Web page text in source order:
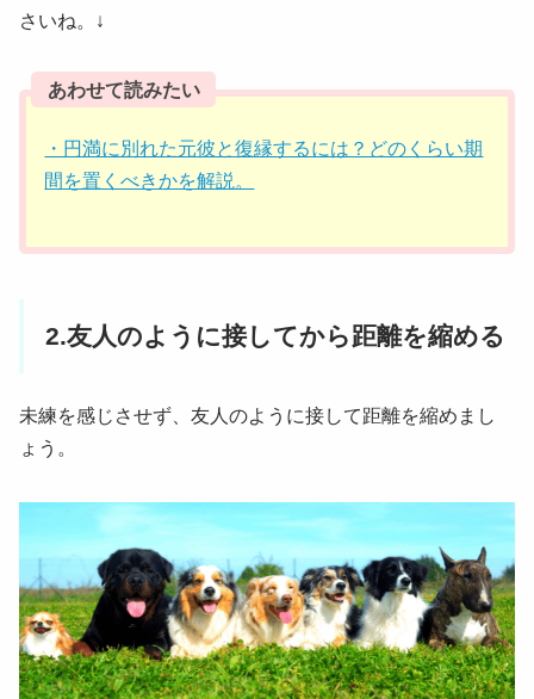
さいね。↓
あわせて読みたい
・円満に別れた元彼と復縁するには？どのくらい期
間を置くべきかを解説。
2.友人のように接してから距離を縮める
未練を感じさせず、友人のように接して距離を縮めまし
ょう。